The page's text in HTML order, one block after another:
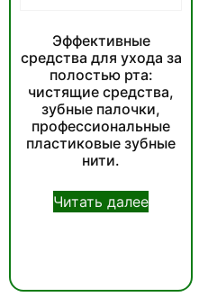
Эффективные
средства для ухода за
полостью рта:
чистящие средства,
зубные палочки,
профессиональные
пластиковые зубные
нити.
Читать далее